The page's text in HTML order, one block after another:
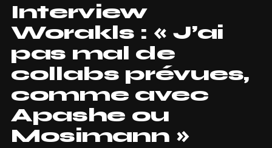
Interview
Worakls : « J’ai
pas mal de
collabs prévues,
comme avec
Apashe ou
Mosimann »